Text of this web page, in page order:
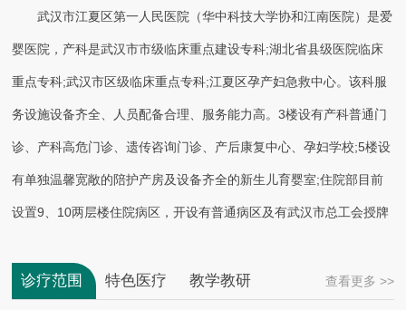
武汉市江夏区第一人民医院（华中科技大学协和江南医院）是爱
婴医院，产科是武汉市市级临床重点建设专科;湖北省县级医院临床
重点专科;武汉市区级临床重点专科;江夏区孕产妇急救中心。该科服
务设施设备齐全、人员配备合理、服务能力高。3楼设有产科普通门
诊、产科高危门诊、遗传咨询门诊、产后康复中心、孕妇学校;5楼设
有单独温馨宽敞的陪护产房及设备齐全的新生儿育婴室;住院部目前
设置9、10两层楼住院病区，开设有普通病区及有武汉市总工会授牌
岗工作人员76人(医师23人，护理人员16人)，其中主任医师4名，副
诊疗范围 特色医疗 教学教研 查看更多 >>